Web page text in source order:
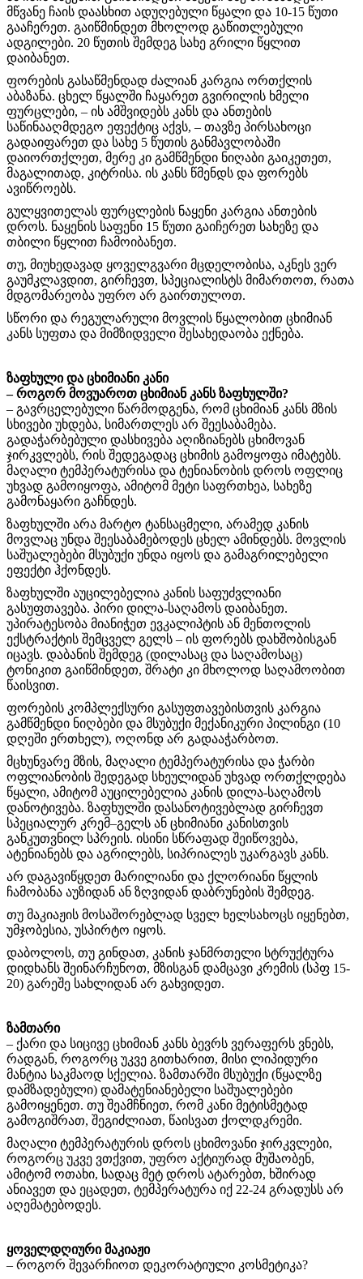
მწვანე ჩაის დაასხით ადუღებული წყალი და 10-15 წუთი
გააჩერეთ. გაიწმინდეთ მხოლოდ გაწითლებული
ადგილები. 20 წუთის შემდეგ სახე გრილი წყლით
დაიბანეთ.
ფორების გასაწმენდად ძალიან კარგია ორთქლის
აბაზანა. ცხელ წყალში ჩაყარეთ გვირილის ხმელი
ფურცლები, – ის ამშვიდებს კანს და ანთების
საწინააღმდეგო ეფექტიც აქვს, – თავზე პირსახოცი
გადაიფარეთ და სახე 5 წუთის განმავლობაში
დაიორთქლეთ, მერე კი გამწმენდი ნიღაბი გაიკეთეთ,
მაგალითად, კიტრისა. ის კანს წმენდს და ფორებს
ავიწროებს.
გულყვითელას ფურცლების ნაყენი კარგია ანთების
დროს. ნაყენის საფენი 15 წუთი გაიჩერეთ სახეზე და
თბილი წყლით ჩამოიბანეთ.
თუ, მიუხედავად ყოველგვარი მცდელობისა, აკნეს ვერ
გაუმკლავდით, გირჩევთ, სპეციალისტს მიმართოთ, რათა
მდგომარეობა უფრო არ გაირთულოთ.
სწორი და რეგულარული მოვლის წყალობით ცხიმიან
კანს სუფთა და მიმზიდველი შესახედაობა ექნება.
ზაფხული და ცხიმიანი კანი
– როგორ მოვუაროთ ცხიმიან კანს ზაფხულში?
– გავრცელებული წარმოდგენა, რომ ცხიმიან კანს მზის
სხივები უხდება, სიმართლეს არ შეესაბამება.
გადაჭარბებული დასხივება აღიზიანებს ცხიმოვან
ჯირკვლებს, რის შედეგადაც ცხიმის გამოყოფა იმატებს.
მაღალი ტემპერატურისა და ტენიანობის დროს ოფლიც
უხვად გამოიყოფა, ამიტომ მეტი საფრთხეა, სახეზე
გამონაყარი გაჩნდეს.
ზაფხულში არა მარტო ტანსაცმელი, არამედ კანის
მოვლაც უნდა შეესაბამებოდეს ცხელ ამინდებს. მოვლის
საშუალებები მსუბუქი უნდა იყოს და გამაგრილებელი
ეფექტი ჰქონდეს.
ზაფხულში აუცილებელია კანის საფუძვლიანი
გასუფთავება. პირი დილა-საღამოს დაიბანეთ.
უპირატესობა მიანიჭეთ ევკალიპტის ან მენთოლის
ექსტრაქტის შემცველ გელს – ის ფორებს დახშობისგან
იცავს. დაბანის შემდეგ (დილასაც და საღამოსაც)
ტონიკით გაიწმინდეთ, შრატი კი მხოლოდ საღამოობით
წაისვით.
ფორების კომპლექსური გასუფთავებისთვის კარგია
გამწმენდი ნიღბები და მსუბუქი მექანიკური პილინგი (10
დღეში ერთხელ), ოღონდ არ გადააჭარბოთ.
მცხუნვარე მზის, მაღალი ტემპერატურისა და ჭარბი
ოფლიანობის შედეგად სხეულიდან უხვად ორთქლდება
წყალი, ამიტომ აუცილებელია კანის დილა-საღამოს
დანოტივება. ზაფხულში დასანოტივებლად გირჩევთ
სპეციალურ კრემ–გელს ან ცხიმიანი კანისთვის
განკუთვნილ სპრეის. ისინი სწრაფად შეიწოვება,
ატენიანებს და აგრილებს, სიპრიალეს უკარგავს კანს.
არ დაგავიწყდეთ მარილიანი და ქლორიანი წყლის
ჩამობანა აუზიდან ან ზღვიდან დაბრუნების შემდეგ.
თუ მაკიაჟის მოსაშორებლად სველ ხელსახოცს იყენებთ,
უმჯობესია, უსპირტო იყოს.
დაბოლოს, თუ გინდათ, კანის ჯანმრთელი სტრუქტურა
დიდხანს შეინარჩუნოთ, მზისგან დამცავი კრემის (სპფ 15-
20) გარეშე სახლიდან არ გახვიდეთ.
ზამთარი
– ქარი და სიცივე ცხიმიან კანს ბევრს ვერაფერს ვნებს,
რადგან, როგორც უკვე გითხარით, მისი ლიპიდური
მანტია საკმაოდ სქელია. ზამთარში მსუბუქი (წყალზე
დამზადებული) დამატენიანებელი საშუალებები
გამოიყენეთ. თუ შეამჩნიეთ, რომ კანი მეტისმეტად
გამოგიშრათ, შეგიძლიათ, წაისვათ ქოლდკრემი.
მაღალი ტემპერატურის დროს ცხიმოვანი ჯირკვლები,
როგორც უკვე ვთქვით, უფრო აქტიურად მუშაობენ,
ამიტომ ოთახი, სადაც მეტ დროს ატარებთ, ხშირად
ანიავეთ და ეცადეთ, ტემპერატურა იქ 22-24 გრადუსს არ
აღემატებოდეს.
ყოველდღიური მაკიაჟი
– როგორ შევარჩიოთ დეკორატიული კოსმეტიკა?